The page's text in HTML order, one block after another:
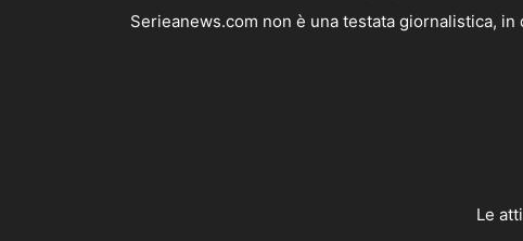
Serieanews.com non è una testata giornalistica,
Le